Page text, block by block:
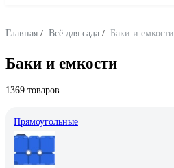
Главная / Всё для сада / Баки и емкости
Баки и емкости
1369 товаров
Прямоугольные